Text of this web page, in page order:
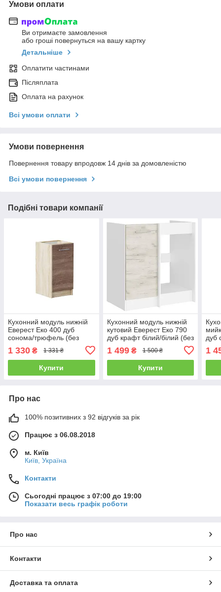
Умови оплати
Ви отримаєте замовлення
або гроші повернуться на вашу картку
Детальніше
Оплатити частинами
Післяплата
Оплата на рахунок
Всі умови оплати
Умови повернення
Повернення товару впродовж 14 днів за домовленістю
Всі умови повернення
Подібні товари компанії
Кухонний модуль нижній
Еверест Еко 400 дуб
сонома/трюфель (без
(DTM-2780)
1 330 ₴ 1 331 ₴
Купити
Кухонний модуль нижній
кутовий Еверест Еко 790
дуб крафт білий/білий (без
(DTM-071032)
1 499₴ 1 500 ₴
Купити
дуб
1
Про нас
100% позитивних з 92 відгуків за рік
Працює з 06.08.2018
м. Київ
Київ, Україна
Контакти
Сьогодні працює з 07:00 до 19:00
Показати весь графік роботи
Про нас
Контакти
Доставка та оплата